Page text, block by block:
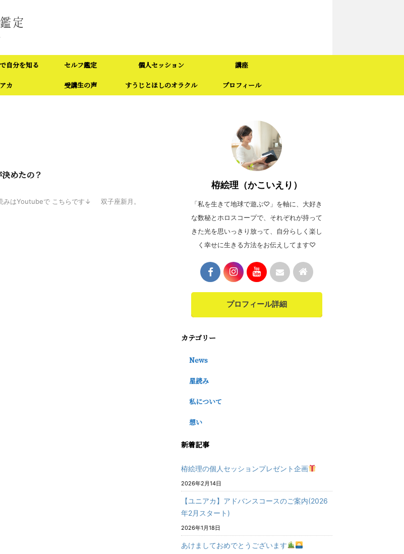
自分を知る セルフ鑑定 個人セッション 講座
カ 受講生の声 すうじとほしのオラクル プロフィール
めたの？
みはYoutubeで こちらです↓ 双子座新月。
栫絵理（かこいえり）
「私を生きて地球で遊ぶ♡」を軸に、大好き
な数秘とホロスコープで、それぞれが持って
きた光を思いっきり放って、自分らしく楽し
く幸せに生きる方法をお伝えしてます♡
プロフィール詳細
カテゴリー
News
星読み
私について
想い
新着記事
栫絵理の個人セッションプレゼント企画
2026年2月14日
【ユニアカ】アドバンスコースのご案内(2026
年2月スタート)
2026年1月18日
あけましておめでとうございます